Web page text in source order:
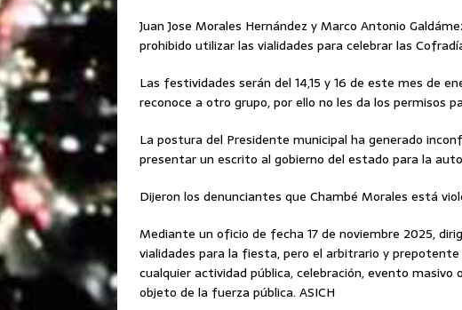
Juan Jose Morales Hernández y Marco Antonio
prohibido utilizar las vialidades para celebrar las
Las festividades serán del 14,15 y 16 de este mes de
reconoce a otro grupo, por ello no les da los permisos
La postura del Presidente municipal ha generado
presentar un escrito al gobierno del estado para la
Dijeron los denunciantes que Chambé Morales está
Mediante un oficio de fecha 17 de noviembre 2025,
vialidades para la fiesta, pero el arbitrario y
cualquier actividad pública, celebración, evento masivo
objeto de la fuerza pública. ASICH